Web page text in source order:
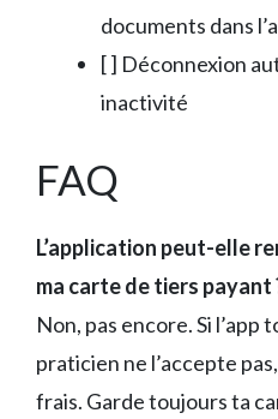
documents dans
[ ] Déconnexion
inactivité
FAQ
L’application peut-elle
ma carte de tiers payant
Non, pas encore. Si l’app
praticien ne l’accepte
frais. Garde toujours ta